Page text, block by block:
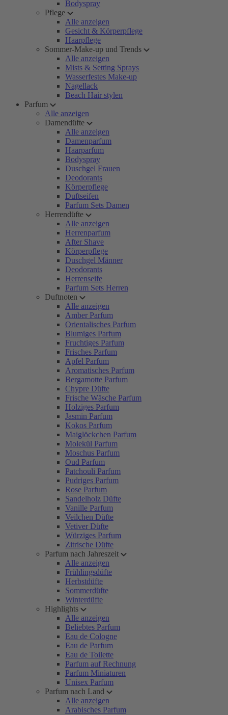
Bodyspray
Pflege
Alle anzeigen
Gesicht & Körperpflege
Haarpflege
Sommer-Make-up und Trends
Alle anzeigen
Mists & Setting Sprays
Wasserfestes Make-up
Nagellack
Beach Hair stylen
Parfum
Alle anzeigen
Damendüfte
Alle anzeigen
Damenparfum
Haarparfum
Bodyspray
Duschgel Frauen
Deodorants
Körperpflege
Duftseifen
Parfum Sets Damen
Herrendüfte
Alle anzeigen
Herrenparfum
After Shave
Körperpflege
Duschgel Männer
Deodorants
Herrenseife
Parfum Sets Herren
Duftnoten
Alle anzeigen
Amber Parfum
Orientalisches Parfum
Blumiges Parfum
Fruchtiges Parfum
Frisches Parfum
Apfel Parfum
Aromatisches Parfum
Bergamotte Parfum
Chypre Düfte
Frische Wäsche Parfum
Holziges Parfum
Jasmin Parfum
Kokos Parfum
Maiglöckchen Parfum
Molekül Parfum
Moschus Parfum
Oud Parfum
Patchouli Parfum
Pudriges Parfum
Rose Parfum
Sandelholz Düfte
Vanille Parfum
Veilchen Düfte
Vetiver Düfte
Würziges Parfum
Zitrische Düfte
Parfum nach Jahreszeit
Alle anzeigen
Frühlingsdüfte
Herbstdüfte
Sommerdüfte
Winterdüfte
Highlights
Alle anzeigen
Beliebtes Parfum
Eau de Cologne
Eau de Parfum
Eau de Toilette
Parfum auf Rechnung
Parfum Miniaturen
Unisex Parfum
Parfum nach Land
Alle anzeigen
Arabisches Parfum